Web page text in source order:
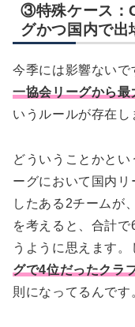
③特殊ケース：
グかつ国内で出
今季には影響ない
一協会リーグから
いうルールが存在し
どういうことかと
ーグにおいて国内
したある2チームが
を考えると、合計
うように思えます
グで4位だったクラ
則になってるんです